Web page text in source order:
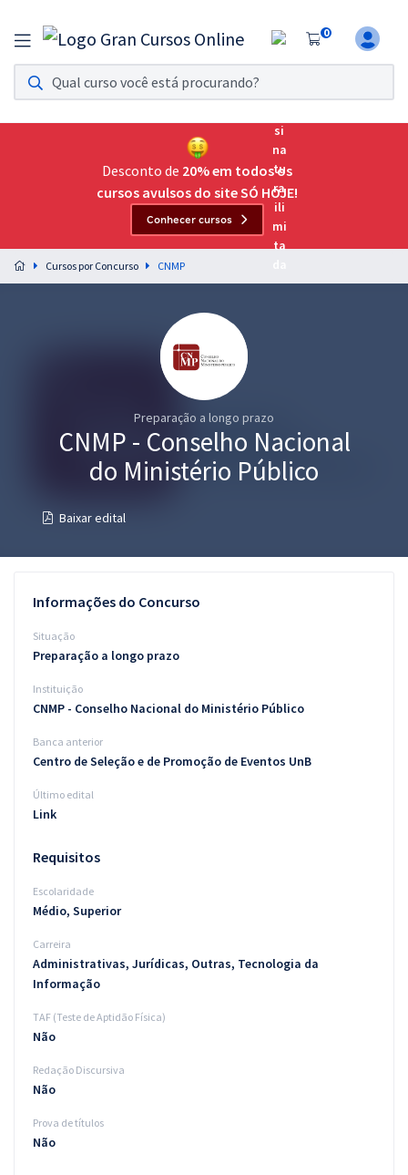
0
Assinatura Ilimitada 11
Acesso a todos os cursos. Teste grátis por 7 dias!
Assinatura OAB Até Passar
Acesso ilimitado a toda preparação para o Exame da
Preparação completa e intensiva para as principais
residências em saúde do Brasil
Questões grátis
Conteúdo gratuito
Aprovados
Atendimento
Desconto de 20% em todos os
cursos avulsos do site SÓ HOJE!
Conhecer cursos
Cursos por Concurso CNMP
Preparação a longo prazo
CNMP - Conselho Nacional
do Ministério Público
Baixar edital
Informações do Concurso
Situação
Preparação a longo prazo
Instituição
CNMP - Conselho Nacional do Ministério Público
Banca anterior
Centro de Seleção e de Promoção de Eventos UnB
Último edital
Link
Requisitos
Escolaridade
Médio, Superior
Carreira
Administrativas, Jurídicas, Outras, Tecnologia da
Informação
TAF (Teste de Aptidão Física)
Não
Redação Discursiva
Não
Prova de títulos
Não